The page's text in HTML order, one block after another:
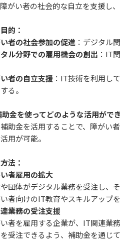
がい者の社会的な自立を支援し
的：
者の社会参加の促進 ：デジタル
ル分野での雇用機会の創出 ：IT
者の自立支援 ：IT技術を利用し
る。
助金を使ってどのような活用がで
助金を活用することで、障がい
用が可能。
法：
者雇用の拡大
団体がデジタル業務を受注し、
者向けのIT教育やスキルアップ
業務の受注支援
者を雇用する企業が、IT関連業
受注できるよう、補助金を通じ